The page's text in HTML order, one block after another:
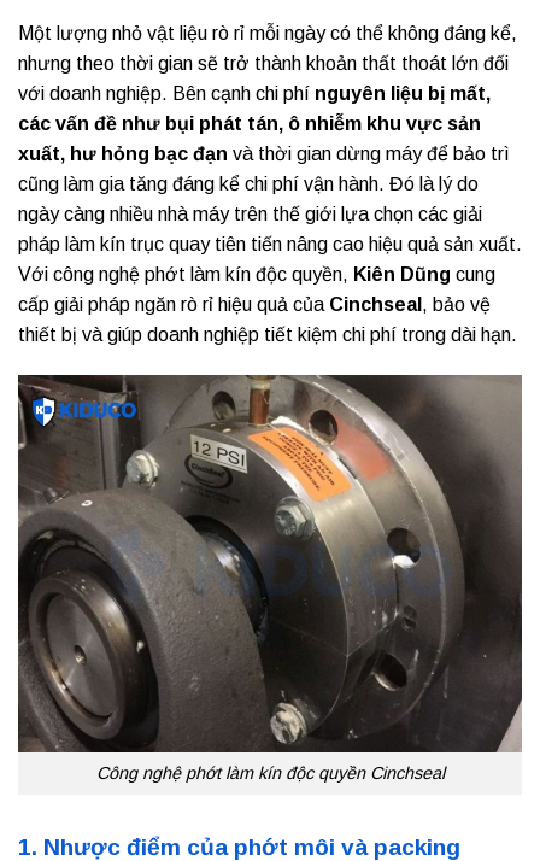
Một lượng nhỏ vật liệu rò rỉ mỗi ngày có thể không đáng kể,
nhưng theo thời gian sẽ trở thành khoản thất thoát lớn đối
với doanh nghiệp. Bên cạnh chi phí nguyên liệu bị mất,
các vấn đề như bụi phát tán, ô nhiễm khu vực sản
xuất, hư hỏng bạc đạn và thời gian dừng máy để bảo trì
cũng làm gia tăng đáng kể chi phí vận hành. Đó là lý do
ngày càng nhiều nhà máy trên thế giới lựa chọn các giải
pháp làm kín trục quay tiên tiến nâng cao hiệu quả sản xuất.
Với công nghệ phớt làm kín độc quyền, Kiên Dũng cung
cấp giải pháp ngăn rò rỉ hiệu quả của Cinchseal , bảo vệ
thiết bị và giúp doanh nghiệp tiết kiệm chi phí trong dài hạn.
Công nghệ phớt làm kín độc quyền Cinchseal
1. Nhược điểm của phớt môi và packing